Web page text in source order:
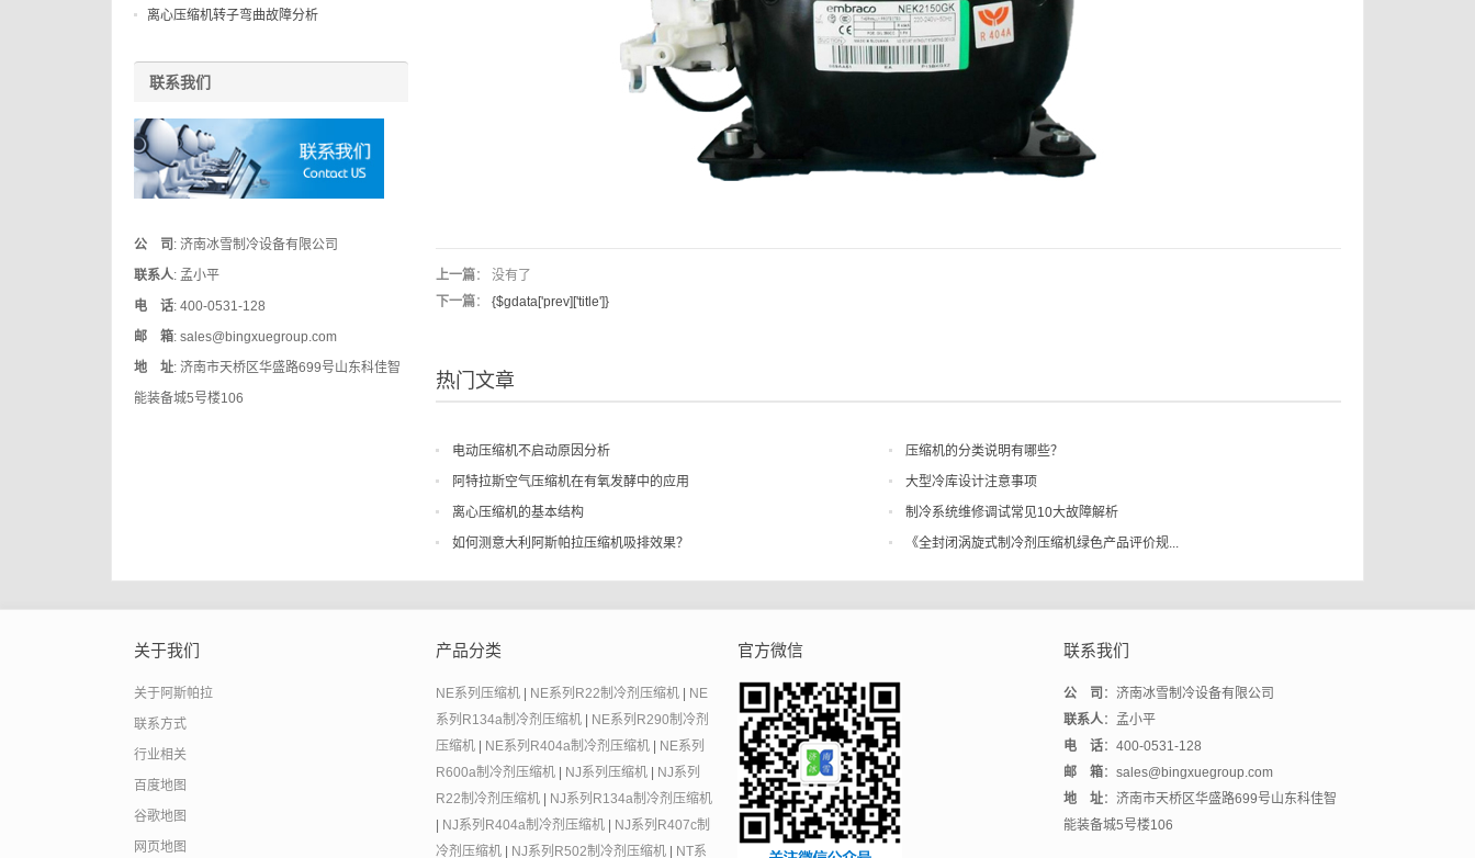
上一篇： 没有了
下一篇： {$gdata['prev]['title']}
热门文章
电动压缩机不启动原因分析
压缩机的分类说明有哪些？
阿特拉斯空气压缩机在有氧发酵中的应用
大型冷库设计注意事项
离心压缩机的基本结构
制冷系统维修调试常见10大故障解析
如何测意大利阿斯帕拉压缩机吸排效果？
《全封闭涡旋式制冷剂压缩机绿色产品评价规...
离心压缩机转子弯曲故障分析
联系我们
公 司 : 济南冰雪制冷设备有限公司
联系人: 孟小平
电 话: 400-0531-128
邮 箱: sales@bingxuegroup.com
地 址: 济南市天桥区华盛路699号山东科佳智
能装备城5号楼106
关于我们
关于阿斯帕拉
联系方式
行业相关
百度地图
谷歌地图
网页地图
产品分类
NE系列压缩机 NE系列R22制冷剂压缩机
NE
系列R134a制冷剂压缩机
NE系列R290制冷剂
压缩机
NE系列R404a制冷剂压缩机
NE系列
R600a制冷剂压缩机
NJ系列压缩机
NJ系列
R22制冷剂压缩机
NJ系列R134a制冷剂压缩机
NJ系列R404a制冷剂压缩机
NJ系列R407c制
冷剂压缩机
NJ系列R502制冷剂压缩机 NT系
官方微信 联系我们
公 司 ：济南冰雪制冷设备有限公司
联系人：孟小平
电 话：400-0531-128
邮 箱：sales@bingxuegroup.com
地 址：济南市天桥区华盛路699号山东科佳智
能装备城5号楼106